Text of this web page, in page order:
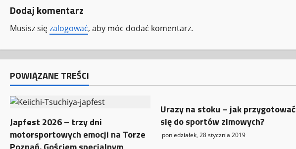
a
c
z
w
p
i
s
Dodaj komentarz
Musisz sięzalogować, aby móc dodać komentarz.
POWIĄZANE TREŚCI
Japfest 2026 – trzy dni
motorsportowych emocji na Torze
Urazy na stoku – jak przygotować
się do sportów zimowych?
poniedziałek, 28 stycznia 2019